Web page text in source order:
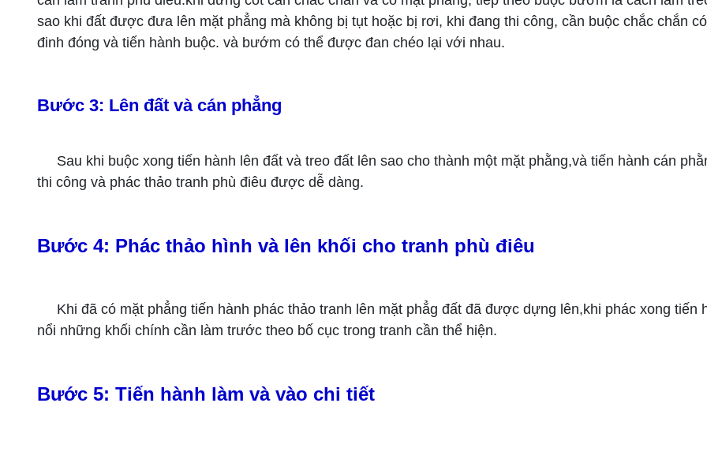
sao khi đất được đưa lên mặt phẳng mà không bị tụt hoặc bị rơi, khi đang thi công, cần buộc chắc chắn
đinh đóng và tiến hành buộc. và bướm có thể được đan chéo lại với nhau.
Bước 3: Lên đất và cán phẳng
Sau khi buộc xong tiến hành lên đất và treo đất lên sao cho thành một mặt phằng,và tiến hành cán
thi công và phác thảo tranh phù điêu được dễ dàng.
Bước 4: Phác thảo hình và lên khối cho tranh phù điêu
Khi đã có mặt phẳng tiến hành phác thảo tranh lên mặt phẳg đất đã được dựng lên,khi phác xong tiến
nổi những khối chính cần làm trước theo bố cục trong tranh cần thể hiện.
Bước 5: Tiến hành làm và vào chi tiết